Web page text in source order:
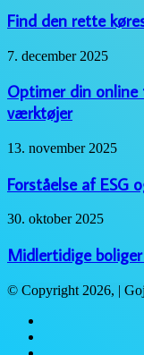
rette
køreskole
i
Aarhus
Find den rette
Optimer
online
tilstedeværelse
med
rette
værktøjer
7. december 2025
Optimer din online
værktøjer
Forståelse
ESG
og
dets
betydning
virksomheder
13. november 2025
Forståelse af ESG
Midlertidige
til
fleksible
løsninger
30. oktober 2025
Midlertidige
© Copyright 2026, |
Close